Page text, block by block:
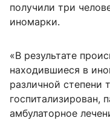
получили три
иномарки.
«В результате
находившиеся в
различной степени
госпитализирован,
амбулаторное